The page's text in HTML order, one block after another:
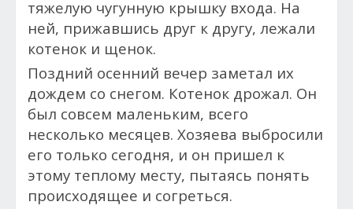
тяжелую чугунную крышку входа. На
ней, прижавшись друг к другу, лежали
котенок и щенок.
Поздний осенний вечер заметал их
дождем со снегом. Котенок дрожал. Он
был совсем маленьким, всего
несколько месяцев. Хозяева выбросили
его только сегодня, и он пришел к
этому теплому месту, пытаясь понять
происходящее и согреться.